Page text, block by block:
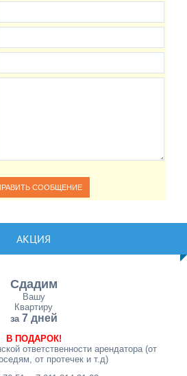
АКЦИЯ
Сдадим
Вашу
Квартиру
за 7 дней
В ПОДАРОК!
ответственности арендатора (от
от протечек и т.д)